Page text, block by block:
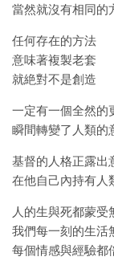
當然就沒有相同的
任何存在的方法
意味著複製老套
就絶對不是創造
一定有一個全然的
瞬間轉變了人類的
基督的人格正露出
在他自己內持有人
人的生與死都蒙受
我們每一刻的生活
每個情感與經驗都